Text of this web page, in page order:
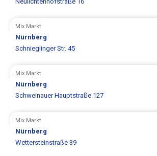
Mix Markt
Nürnberg
Schnieglinger Str. 45
Mix Markt
Nürnberg
Schweinauer Hauptstraße 127
Mix Markt
Nürnberg
Wettersteinstraße 39